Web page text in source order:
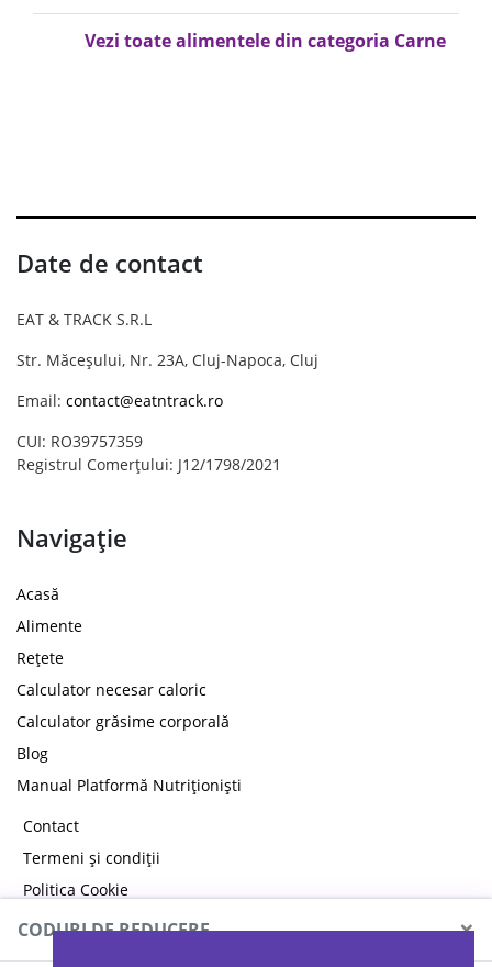
Vezi toate alimentele din categoria Carne
Date de contact
EAT & TRACK S.R.L
Str. Măceșului, Nr. 23A, Cluj-Napoca, Cluj
Email: contact@eatntrack.ro
CUI: RO39757359
Registrul Comerțului: J12/1798/2021
Navigație
Acasă
Alimente
Rețete
Calculator necesar caloric
Calculator grăsime corporală
Blog
Manual Platformă Nutriționiști
Contact
Termeni și condiții
Politica Cookie
Politica de confidențialitate
CODURI DE REDUCERE ×